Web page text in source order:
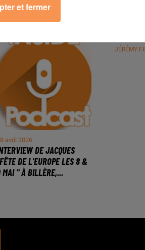
avril 2026
DE JACQUES
DE L'EUROPE LES 8 &
MAI " À BILLÈRE,...
JÉRÉMY
et fermer